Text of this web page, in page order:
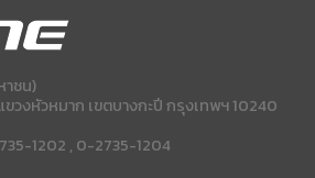
าชน)
ขวงหัวหมาก เขตบางกะปี กรุงเทพฯ 10240
1202 , 0-2735-1204